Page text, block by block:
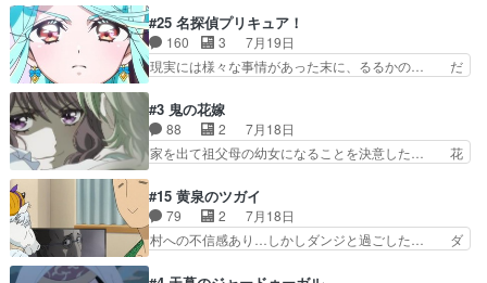
母親を失い、アウェーの… ３話の地味に好きポイ
ントは、冒頭でララが… ボクシング部部員たちの
設定を公開！辻さん…
家事を頑張り過ぎてテストの結果が酷く… 糸ちゃ
んと源くん、類くんのお買い物シーン… ３話にし
てもう普通に物語が楽しみになっち… 類くんの将
来の夢が微笑ましいまだまだ甘え… 前髪ぱっつん
活するようになってからの話… 最後の「かわい
い」の破壊力よ…あれは成田… 糸と4人の弟の関
わり方がどう変化していく…
#25 名探偵プリキュア！
160 3
7月19日
現実には様々な事情があった末に、るるかの… だ
レール編の始まり、エリザさんの回で「… 「マジ
ラ」と言えば同時上映の「公タロウ」… キュアエ
クレールはやっぱりくれあだったか… エクレール
は誰だ編、遂に答え合わせの時だ… これで自分も
の何もない日常※もっと密着… LIMITかも知れな
い。キュアエクレール… ・解決編、完全に前4話
で謎解きさせるスタ…
#3 鬼の花嫁
88 2
7月18日
家を出て祖父母の幼女になることを決意した… 花
コミどころが多すぎてある意味おもしろ… 胸が凄
くスカッっとしたずっと苦痛を伴って… 祖父母に
人の心があってよかった。それにし… 柚子が家族
と決別する回柚子を傷つけた瑶太… 今期のアニメ
#15 黄泉のツガイ
79 2
7月18日
村への不信感あり…しかしダンジと過ごした… ダ
ジとの思い出を振り返るユルの表情が本… それぞ